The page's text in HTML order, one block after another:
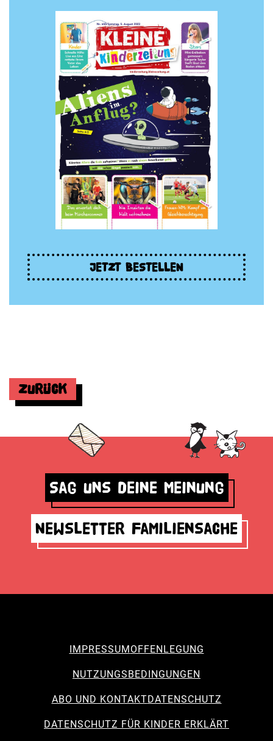
JETZT BESTELLEN
Zurück
Sag uns deine Meinung
Newsletter Familiensache
IMPRESSUMOFFENLEGUNG
NUTZUNGSBEDINGUNGEN
ABO UND KONTAKTDATENSCHUTZ
DATENSCHUTZ FÜR KINDER ERKLÄRT